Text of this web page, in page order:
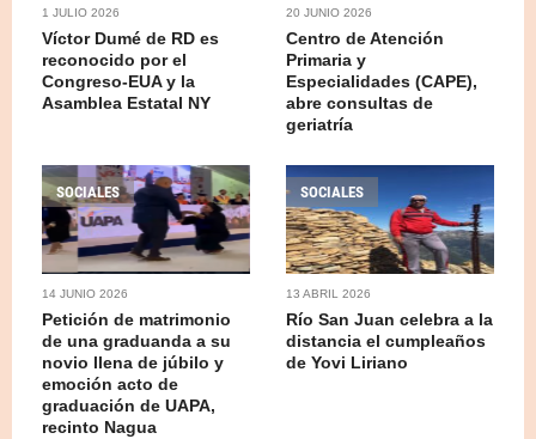
1 JULIO 2026
Víctor Dumé de RD es
reconocido por el
Congreso-EUA y la
Asamblea Estatal NY
20 JUNIO 2026
Centro de Atención
Primaria y
Especialidades (CAPE),
abre consultas de
geriatría
SOCIALES
14 JUNIO 2026
Petición de matrimonio
de una graduanda a su
novio llena de júbilo y
emoción acto de
graduación de UAPA,
recinto Nagua
SOCIALES
13 ABRIL 2026
Río San Juan celebra a la
distancia el cumpleaños
de Yovi Liriano